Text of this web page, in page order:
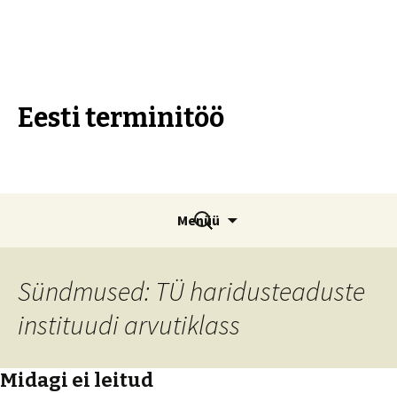
Eesti terminitöö
Menüü
juurde
Otsi:
Sündmused: TÜ haridusteaduste
instituudi arvutiklass
Midagi ei leitud